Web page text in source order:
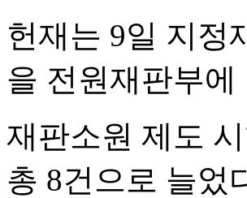
헌재는 9일 지정
을 전원재판부
재판소원 제도
총 8건으로 늘었